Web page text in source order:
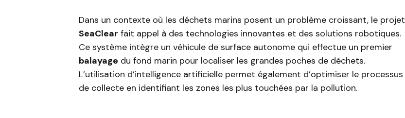
Dans un contexte où les déchets marins posent un problème croissant, le projet
SeaClear fait appel à des technologies innovantes et des solutions robotiques.
Ce système intègre un véhicule de surface autonome qui effectue un premier
balayage du fond marin pour localiser les grandes poches de déchets.
L’utilisation d’intelligence artificielle permet également d’optimiser le processus
de collecte en identifiant les zones les plus touchées par la pollution.